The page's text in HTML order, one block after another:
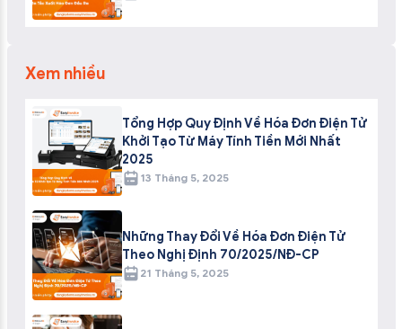
Xem nhiều
Tổng Hợp Quy Định Về Hóa Đơn Điện Tử
Khởi Tạo Từ Máy Tính Tiền Mới Nhất
2025
13 Tháng 5, 2025
Những Thay Đổi Về Hóa Đơn Điện Tử
Theo Nghị Định 70/2025/NĐ-CP
21 Tháng 5, 2025